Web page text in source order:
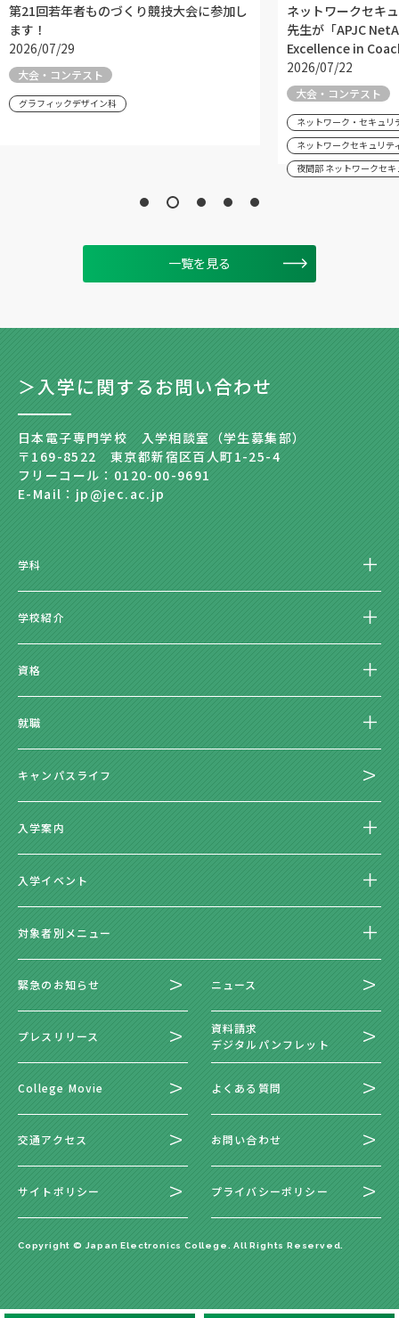
第21回若年者ものづくり競技大会に参加し
ます！
2026/07/29
大会・コンテスト
グラフィックデザイン科
ネットワークセキ
先生が「APJC
Excellence in
2026/07/22
大会・コンテスト
ネットワーク・セキュリ
ネットワークセキュリテ
夜間部 ネットワークセ
一覧を見る
＞入学に関するお問い合わせ
日本電子専門学校 入学相談室（学生募集部）
〒169-8522 東京都新宿区百人町1-25-4
フリーコール：0120-00-9691
E-Mail：jp@jec.ac.jp
学科
学校紹介
資格
就職
キャンパスライフ
入学案内
入学イベント
対象者別メニュー
緊急のお知らせ ニュース
プレスリリース
資料請求
デジタルパンフレット
College Movie よくある質問
交通アクセス お問い合わせ
サイトポリシー プライバシーポリシー
Copyright © Japan Electronics College. All Rights Reserved.